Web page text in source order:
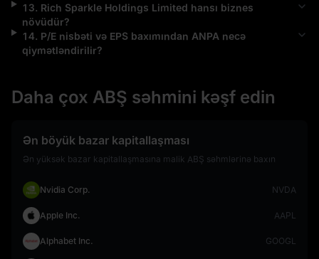
13. Rich Sparkle Holdings Limited hansı biznes
növüdür?
14. P/E nisbəti və EPS baxımından ANPA necə
qiymətləndirilir?
Daha çox ABŞ səhmini kəşf edin
Ən böyük bazar kapitallaşması
Ən yüksək bazar kapitallaşmasına malik ABŞ səhmlərinə baxın
Nvidia Corp. NVDA
Apple Inc. AAPL
Alphabet Inc. GOOGL